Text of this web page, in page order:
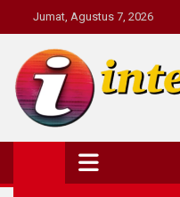
to
content
Jumat, Agustus 7, 2026